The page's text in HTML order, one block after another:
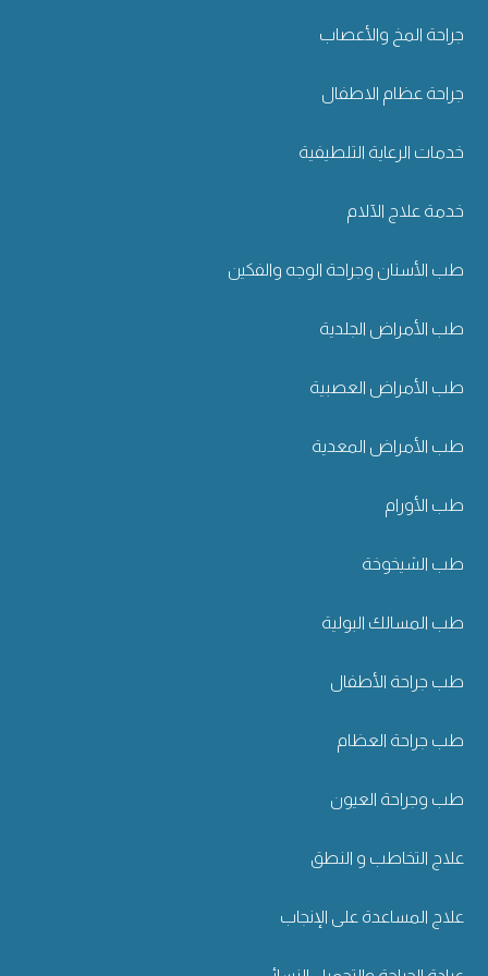
جراحة المخ والأعصاب
جراحة عظام الاطفال
خدمات الرعاية التلطيفية
خدمة علاج الآلام
طب الأسنان وجراحة الوجه والفكين
طب الأمراض الجلدية
طب الأمراض العصبية
طب الأمراض المعدية
طب الأورام
طب الشيخوخة
طب المسالك البولية
طب جراحة الأطفال
طب جراحة العظام
طب وجراحة العيون
علاج التخاطب و النطق
علاج المساعدة على الإنجاب